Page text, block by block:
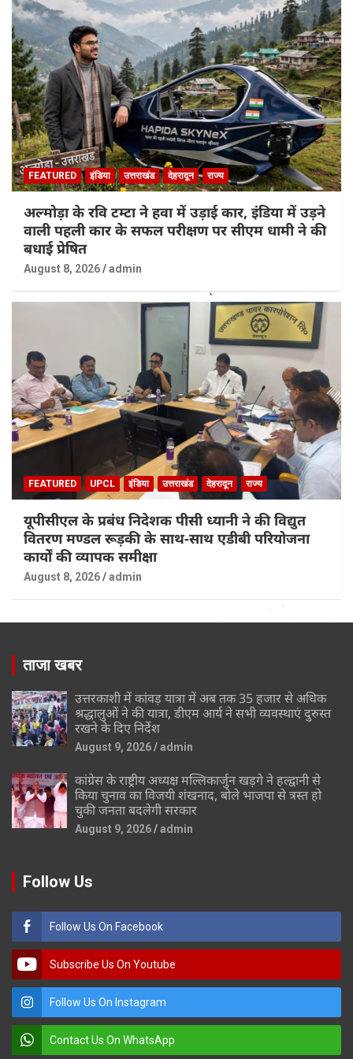
FEATURED इंडिया उत्तराखंड देहरादून राज्य
अल्मोड़ा के रवि टम्टा ने हवा में उड़ाई कार, इंडिया में उड़ने
वाली पहली कार के सफल परीक्षण पर सीएम धामी ने की
बधाई प्रेषित
August 8, 2026 admin
FEATURED UPCL इंडिया उत्तराखंड देहरादून राज्य
यूपीसीएल के प्रबंध निदेशक पीसी ध्यानी ने की विद्युत
वितरण मण्डल रूड़की के साथ-साथ एडीबी परियोजना
कार्यों की व्यापक समीक्षा
August 8, 2026 admin
ताजा खबर
उत्तरकाशी में कांवड़ यात्रा में अब तक 35 हजार से अधिक
श्रद्धालुओं ने की यात्रा, डीएम आर्य ने सभी व्यवस्थाएं दुरुस्त
रखने के दिए निर्देश
August 9, 2026 admin
कांग्रेस के राष्ट्रीय अध्यक्ष मल्लिकार्जुन खड़गे ने हल्द्वानी से
किया चुनाव का विजयी शंखनाद, बोले भाजपा से त्रस्त हो
चुकी जनता बदलेगी सरकार
August 9, 2026 admin
Follow Us
Follow Us On Facebook
Subscribe Us On Youtube
Follow Us On Instagram
Contact Us On WhatsApp